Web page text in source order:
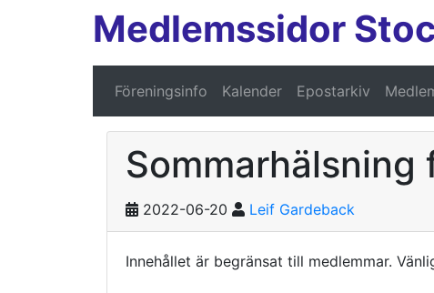
Medlemssidor
Föreningsinfo Kalender Epostarkiv
Sommarhälsning
2022-06-20 Leif Gardeback
Innehållet är begränsat till medlemmar.